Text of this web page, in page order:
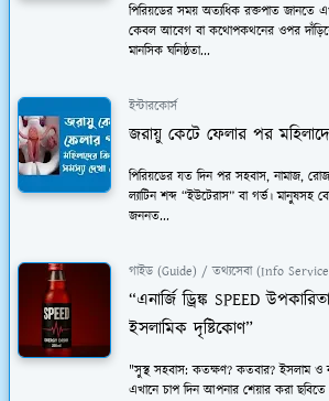
পিরিয়ডের সময় অত্যধিক রক্তপাত জানতে
কেবল আবেগ বা কথোপকথনের ওপর
মানসিক ঘনিষ্ঠতা...
ইন্টারকোর্স
জরায়ু কেটে ফেলার পর
পিরিয়ডের যত দিন পর সহবাস, নামাজ,
ল্যাটিন শব্দ “ইউটেরাস” বা গর্ভ। মানুষসহ
জননত...
গাইড (Guide) / তথ্যসেবা (Info
“এনার্জি ড্রিঙ্ক SPEED
ইসলামিক দৃষ্টিকোণ”
"সুস্থ সহবাস: কতক্ষণ? কতবার? ইসলাম ও
এখানে চাপ দিন আপনার শেয়ার করা